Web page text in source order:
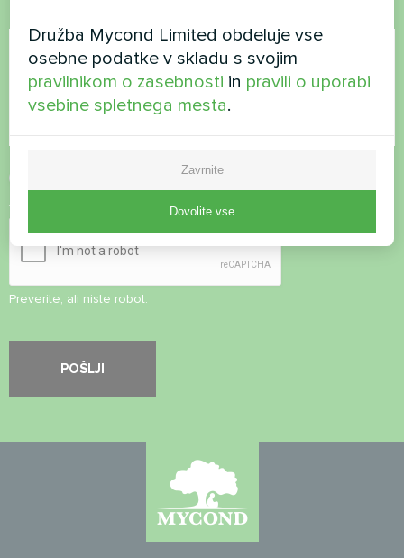
pravilnik o zasebnosti
Varnostni pregled
Preverite, ali niste robot.
Družba Mycond Limited obdeluje vse
osebne podatke v skladu s svojim
pravilnikom o zasebnosti in pravili o uporabi
vsebine spletnega mesta.
Zavrnite
Dovolite vse